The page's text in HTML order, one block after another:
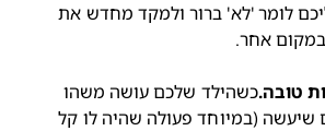
בטיחותית, עליכם לומר 'לא' ברור ולמקד מחדש את
אחר.
כשהילד שלכם עושה משהו
שהייתם רוצים שיעשה (במיוחד פעולה שהיה לו קל